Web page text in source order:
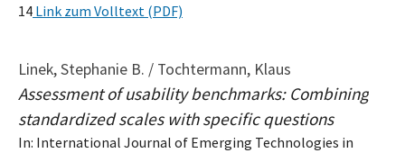
14 Link zum Volltext (PDF)
Linek, Stephanie B. / Tochtermann, Klaus
Assessment of usability benchmarks: Combining
standardized scales with specific questions
In: International Journal of Emerging Technologies in